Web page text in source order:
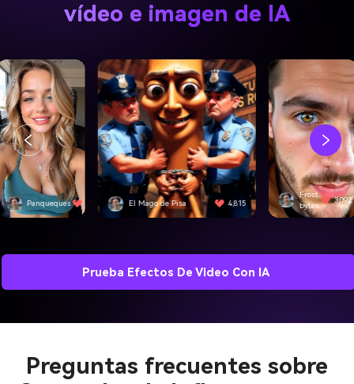
vídeo e imagen de IA
Panqueques El Mago de Pisa 4,815
Frost
bytes
3,092
Prueba Efectos De Video Con IA
Preguntas frecuentes sobre